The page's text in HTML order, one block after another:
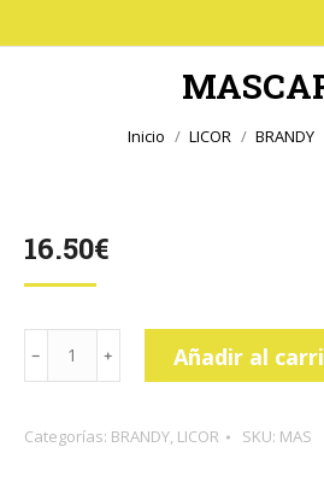
Estás aquí:
Inicio LICOR BRANDY
16.50€
MASCARO
cantidad
Añadir al
Categorías: BRANDY, LICOR SKU: MAS